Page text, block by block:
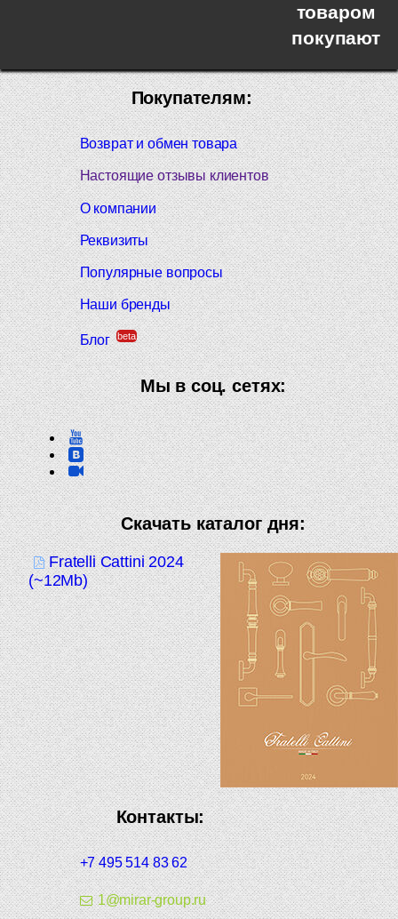
товаром
покупают
Покупателям:
Возврат и обмен товара
Настоящие отзывы клиентов
О компании
Реквизиты
Популярные вопросы
Наши бренды
Блог beta
Мы в соц. сетях:
Скачать каталог дня:
Fratelli Cattini 2024
(~12Mb)
Контакты:
+7 495 514 83 62
1@mirar-group.ru